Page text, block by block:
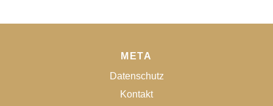
META
Datenschutz
Kontakt